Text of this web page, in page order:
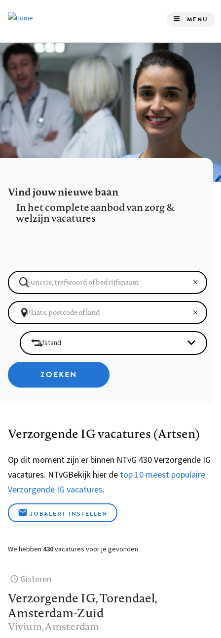
de
inhoud
gaan
MENU
Vind jouw nieuwe baan
In het complete aanbod van zorg &
welzijn vacatures
ZOEKEN
Verzorgende IG vacatures (Artsen)
Op dit moment zijn er binnen NTvG 430 Verzorgende IG
vacatures. NTvGBekijk hier de top 10 meest populaire
Verzorgende IG vacatures.
JOBALERT INSTELLEN
We hebben 430vacatures voor je gevonden
Gisteren
Verzorgende IG, Torendael,
Amsterdam-Zuid
Vivium, Amsterdam